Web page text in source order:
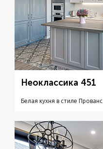
Неоклассика 451
Белая кухня в стиле Прованс
Подробнее